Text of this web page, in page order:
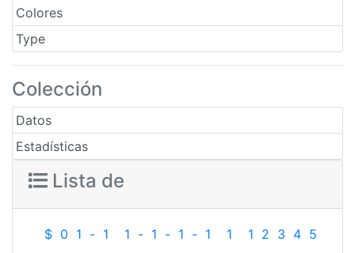
Colores
Type
Colección
Datos
Estadísticas
Lista de
$ 0 1 - 1 1 - 1 - 1 - 1 1 1 2 3 4 5